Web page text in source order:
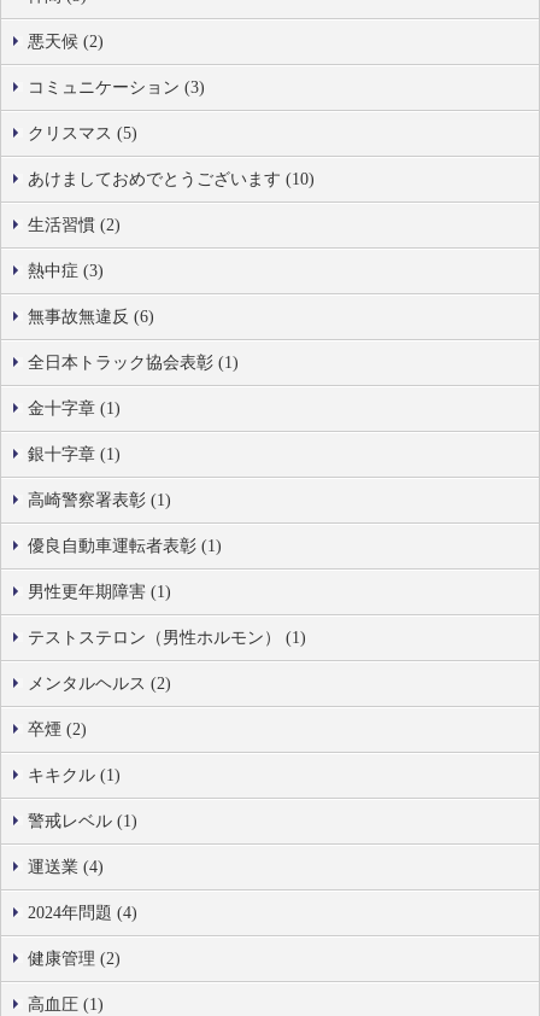
悪天候 (2)
コミュニケーション (3)
クリスマス (5)
あけましておめでとうございます (10)
生活習慣 (2)
熱中症 (3)
無事故無違反 (6)
全日本トラック協会表彰 (1)
金十字章 (1)
銀十字章 (1)
高崎警察署表彰 (1)
優良自動車運転者表彰 (1)
男性更年期障害 (1)
テストステロン（男性ホルモン） (1)
メンタルヘルス (2)
卒煙 (2)
キキクル (1)
警戒レベル (1)
運送業 (4)
2024年問題 (4)
健康管理 (2)
高血圧 (1)